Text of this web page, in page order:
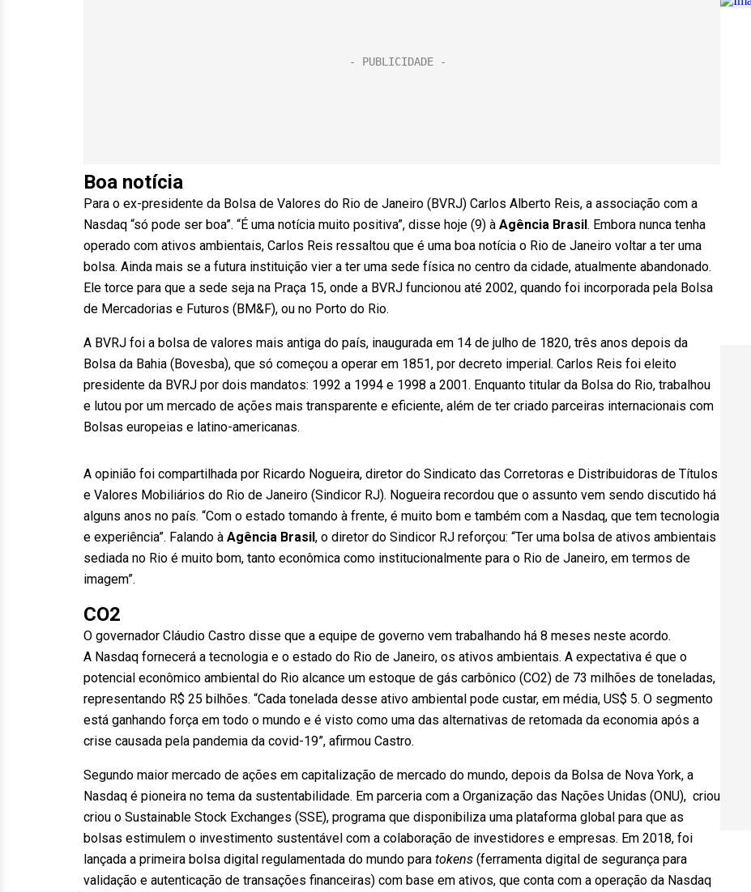
Boa notícia
Para o ex-presidente da Bolsa de Valores do Rio de Janeiro (BVRJ) Carlos Alberto Reis, a associação com a
Nasdaq “só pode ser boa”. “É uma notícia muito positiva”, disse hoje (9) à Agência Brasil. Embora nunca tenha
operado com ativos ambientais, Carlos Reis ressaltou que é uma boa notícia o Rio de Janeiro voltar a ter uma
bolsa. Ainda mais se a futura instituição vier a ter uma sede física no centro da cidade, atualmente abandonado.
Ele torce para que a sede seja na Praça 15, onde a BVRJ funcionou até 2002, quando foi incorporada pela Bolsa
de Mercadorias e Futuros (BM&F), ou no Porto do Rio.
A BVRJ foi a bolsa de valores mais antiga do país, inaugurada em 14 de julho de 1820, três anos depois da
Bolsa da Bahia (Bovesba), que só começou a operar em 1851, por decreto imperial. Carlos Reis foi eleito
presidente da BVRJ por dois mandatos: 1992 a 1994 e 1998 a 2001. Enquanto titular da Bolsa do Rio, trabalhou
e lutou por um mercado de ações mais transparente e eficiente, além de ter criado parceiras internacionais com
Bolsas europeias e latino-americanas.
A opinião foi compartilhada por Ricardo Nogueira, diretor do Sindicato das Corretoras e Distribuidoras de Títulos
e Valores Mobiliários do Rio de Janeiro (Sindicor RJ). Nogueira recordou que o assunto vem sendo discutido há
alguns anos no país. “Com o estado tomando à frente, é muito bom e também com a Nasdaq, que tem tecnologia
e experiência”. Falando à Agência Brasil, o diretor do Sindicor RJ reforçou: “Ter uma bolsa de ativos ambientais
sediada no Rio é muito bom, tanto econômica como institucionalmente para o Rio de Janeiro, em termos de
imagem”.
CO2
O governador Cláudio Castro disse que a equipe de governo vem trabalhando há 8 meses neste acordo.
A Nasdaq fornecerá a tecnologia e o estado do Rio de Janeiro, os ativos ambientais. A expectativa é que o
potencial econômico ambiental do Rio alcance um estoque de gás carbônico (CO2) de 73 milhões de toneladas,
representando R$ 25 bilhões. “Cada tonelada desse ativo ambiental pode custar, em média, US$ 5. O segmento
está ganhando força em todo o mundo e é visto como uma das alternativas de retomada da economia após a
crise causada pela pandemia da covid-19”, afirmou Castro.
Segundo maior mercado de ações em capitalização de mercado do mundo, depois da Bolsa de Nova York, a
Nasdaq é pioneira no tema da sustentabilidade. Em parceria com a Organização das Nações Unidas (ONU), criou
criou o Sustainable Stock Exchanges (SSE), programa que disponibiliza uma plataforma global para que as
bolsas estimulem o investimento sustentável com a colaboração de investidores e empresas. Em 2018, foi
lançada a primeira bolsa digital regulamentada do mundo para tokens (ferramenta digital de segurança para
validação e autenticação de transações financeiras) com base em ativos, que conta com a operação da Nasdaq